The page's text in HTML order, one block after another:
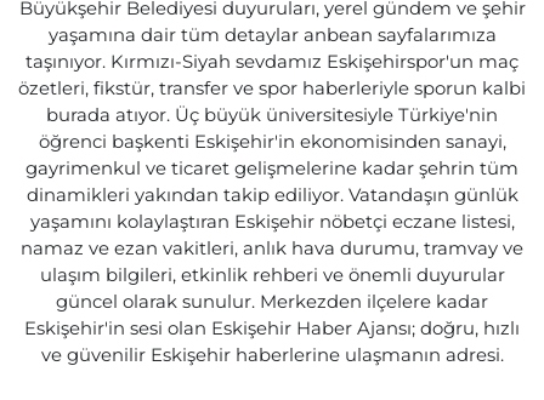
Büyükşehir Belediyesi duyuruları, yerel gündem ve şehir
yaşamına dair tüm detaylar anbean sayfalarımıza
taşınıyor. Kırmızı-Siyah sevdamız Eskişehirspor'un maç
özetleri, fikstür, transfer ve spor haberleriyle sporun kalbi
burada atıyor. Üç büyük üniversitesiyle Türkiye'nin
öğrenci başkenti Eskişehir'in ekonomisinden sanayi,
gayrimenkul ve ticaret gelişmelerine kadar şehrin tüm
dinamikleri yakından takip ediliyor. Vatandaşın günlük
yaşamını kolaylaştıran Eskişehir nöbetçi eczane listesi,
namaz ve ezan vakitleri, anlık hava durumu, tramvay ve
ulaşım bilgileri, etkinlik rehberi ve önemli duyurular
güncel olarak sunulur. Merkezden ilçelere kadar
Eskişehir'in sesi olan Eskişehir Haber Ajansı; doğru, hızlı
ve güvenilir Eskişehir haberlerine ulaşmanın adresi.